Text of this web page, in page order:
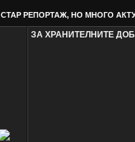
СТАР РЕПОРТАЖ, НО МНОГО
ЗА ХРАНИТЕЛНИТЕ